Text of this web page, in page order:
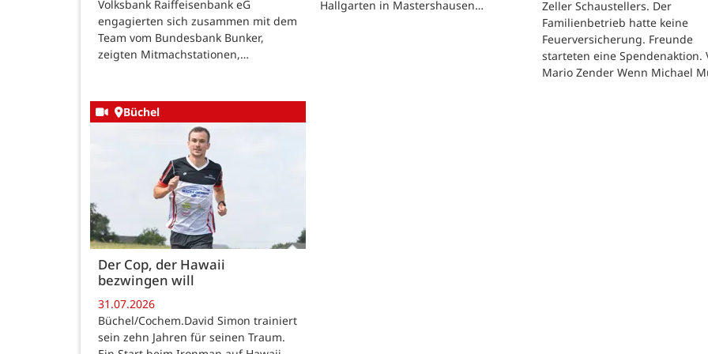
Volksbank Raiffeisenbank eG
engagierten sich zusammen mit dem
Team vom Bundesbank Bunker,
zeigten Mitmachstationen,…
Hallgarten in Mastershausen…
Zeller Schaustellers. Der
Familienbetrieb hatte keine
Feuerversicherung. Freunde
starteten eine Spendenaktion.
Mario Zender Wenn Michael
Büchel
Der Cop, der Hawaii
bezwingen will
31.07.2026
Büchel/Cochem.David Simon trainiert
sein zehn Jahren für seinen Traum.